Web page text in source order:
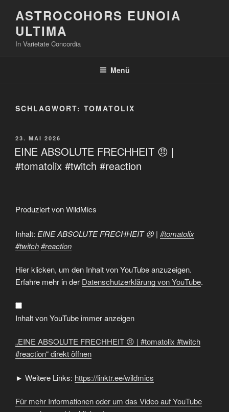
Inhalt
springen
ASTROCOHORS EUNOIA
ULTIMA
In Varietate Concordia
Menü
SCHLAGWORT: TOMATOLIX
VERÖFFENTLICHT
AM
23. MAI 2026
EINE ABSOLUTE FRECHHEIT 😠 |
#tomatolix #twitch #reaction
Produziert von WildMics
Inhalt: EINE ABSOLUTE FRECHHEIT 😠 | #tomatolix
#twitch#reaction
„EINE
ABSOLUTE
FRECHHEIT
😠
#tomatolix
#twitch
#reaction“
von
anzeigen
Hier klicken, um den Inhalt von YouTube anzuzeigen.
Erfahre mehr in der Datenschutzerklärung von YouTube.
Inhalt von YouTube immer anzeigen
„EINE ABSOLUTE FRECHHEIT 😠 | #tomatolix #twitch
#reaction“ direkt öffnen
► Weitere Links: https://linktr.ee/wildmics
Für mehr Informationen oder um das Video auf YouTube